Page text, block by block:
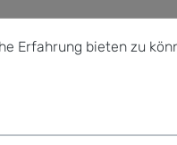
bieten zu können.
Erfahrung bieten zu